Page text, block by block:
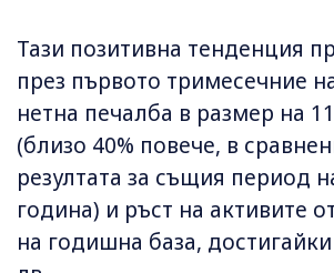
Тази позитивна тенденция
през първото тримесечние
нетна печалба в размер на
(близо 40% повече, в
резултата за същия период
година) и ръст на активите
на годишна база,